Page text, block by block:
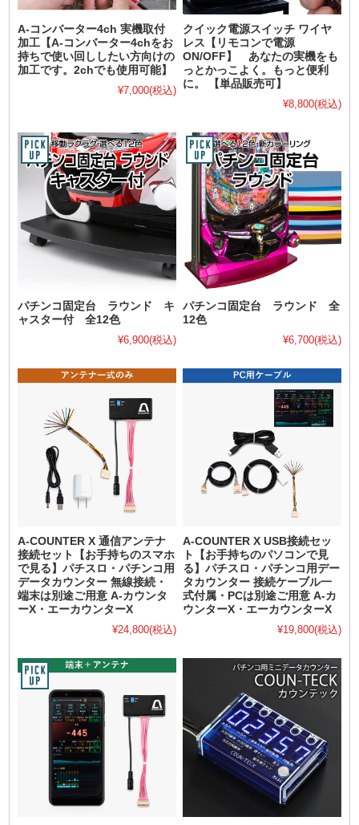
A-コンバーター4ch 実機取付
加工【A-コンバーター4chをお
持ちで使い回ししたい方向けの
加工です。2chでも使用可能】
¥7,000(税込)
クイック電源スイッチ ワイヤ
レス【リモコンで電源
ON/OFF】 あなたの実機をも
っとかっこよく。もっと便利
に。 【単品販売可】
¥8,800(税込)
パチンコ固定台 ラウンド キ
ャスター付 全12色
¥6,900(税込)
パチンコ固定台 ラウンド 全
12色
¥6,700(税込)
A-COUNTER X 通信アンテナ
接続セット【お手持ちのスマホ
で見る】パチスロ・パチンコ用
データカウンター 無線接続・
端末は別途ご用意 A-カウンタ
ーX・エーカウンターX
¥24,800(税込)
A-COUNTER X USB接続セッ
ト【お手持ちのパソコンで見
る】パチスロ・パチンコ用デー
タカウンター 接続ケーブル一
式付属・PCは別途ご用意 A-カ
ウンターX・エーカウンターX
¥19,800(税込)